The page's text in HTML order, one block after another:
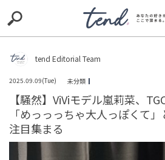
trill nordot RECOMMEND
tend Editorial Team
2025.09.09(Tue) 未分類
【騒然】ViViモデル嵐莉菜、
「めっっっちゃ大人っぽくて
注目集まる